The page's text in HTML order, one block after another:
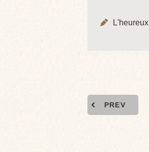
L'heureux
PREV